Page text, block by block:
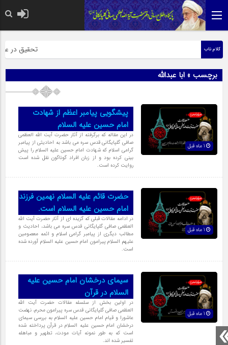
کلام ناب تحقیق در
برچسب » ابا عبدالله
پیشگویی پیامبر اعظم از شهادت
امام حسین علیه السلام
در این مقاله که برگرفته از آثار حضرت آیت الله العظمی
صافی گلپایگانی قدس سره می باشد به احادیثی از پیامبر
گرامی اسلام که شهادت امام حسین علیه السلام را پیش
بینی کرده بود و از زبان افراد گوناگون نقل شده است
روایت کرده است.
حضرت قائم علیه السلام نهمین فرزند
امام حسین علیه السلام است.
در ادامه مقالات قبلی که گزیده ای از آثار حضرت آیت الله
العظمی صافی گلپایگانی قدس سره می باشد، احادیث و
مطالب دیگری از پیامبر گرامی اسلام و ائمه معصومین
علیهم السلام پیرامون امام حسین علیه السلام آورده شده
است.
سیمای درخشان امام‌ حسین علیه
السلام در قرآن
در اولین بخش از سلسله مقالات حضرت آیت الله
العظمی صافی گلپایگانی قدس سره پیرامون محرم، نهضت
عاشورا و قیام امام حسین علیه السلام به بررسی سیمای
درخشان امام حسین علیه السلام در قرآن پرداخته شده
است که به طور نمونه آیات مودت، تطهیر و مباهله
تفسیر شده اند.